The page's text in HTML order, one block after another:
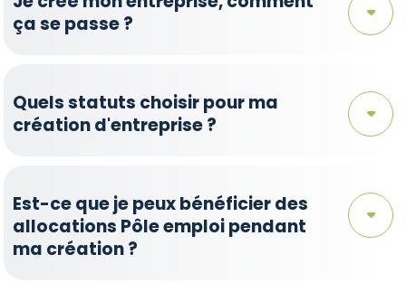
ça se passe ?
Quels statuts choisir pour ma
création d'entreprise ?
Est-ce que je peux bénéficier des
allocations Pôle emploi pendant
ma création ?